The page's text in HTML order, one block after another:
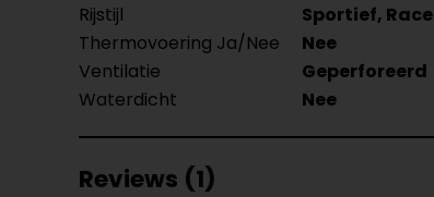
Rijstijl
Sportief, Race
Thermovoering Ja/Nee
Nee
Ventilatie
Geperforeerd
Waterdicht
Nee
Reviews (1)